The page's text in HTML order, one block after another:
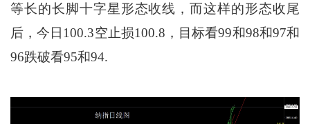
等长的长脚十字星形态收线，而这样的形态收尾
后，今日100.3空止损100.8，目标看99和98和97和
96跌破看95和94.